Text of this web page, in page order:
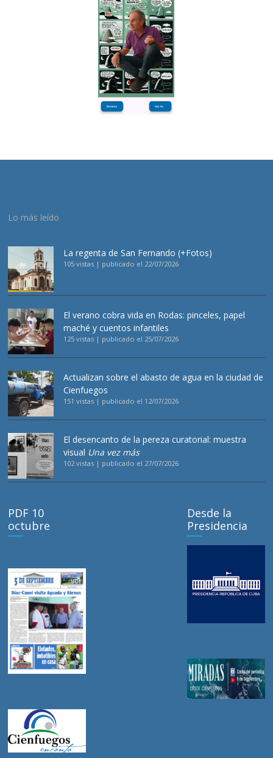
Lo más leído
La regenta de San Fernando (+Fotos)
105 vistas | publicado el 22/07/2026
El verano cobra vida en Rodas: pinceles, papel
maché y cuentos infantiles
125 vistas | publicado el 25/07/2026
Actualizan sobre el abasto de agua en la ciudad de
Cienfuegos
151 vistas | publicado el 12/07/2026
El desencanto de la pereza curatorial: muestra
visual Una vez más
102 vistas | publicado el 27/07/2026
PDF 10
octubre
Desde la
Presidencia